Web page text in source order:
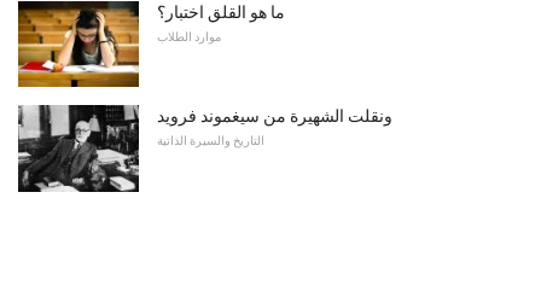
ما هو القلق اختبار؟
موارد الطلاب
ونقلت الشهيرة من سيغموند فرويد
التاريخ والسيرة الذاتية